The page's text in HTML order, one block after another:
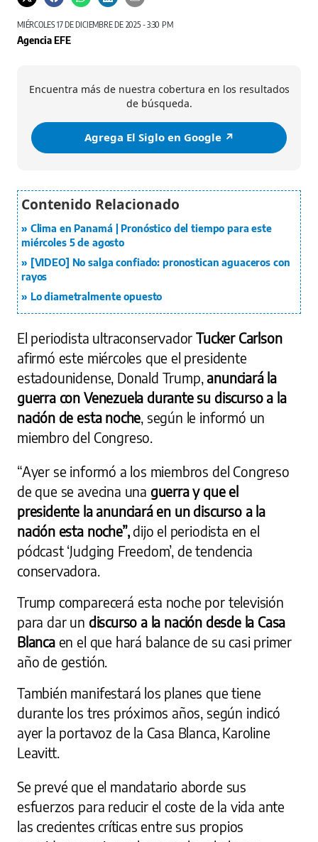
MIÉRCOLES 17 DE DICIEMBRE DE 2025 - 3:30 PM
Agencia EFE
Encuentra más de nuestra cobertura en los resultados
de búsqueda.
Agrega El Siglo en Google ↗️
Clima en Panamá | Pronóstico del tiempo para este
miércoles 5 de agosto
[VIDEO] No salga confiado: pronostican aguaceros con
rayos
Lo diametralmente opuesto
El periodista ultraconservadorTucker Carlson
afirmó este miércoles que el presidente
estadounidense, Donald Trump, anunciará la
guerra con Venezuela durante su discurso a la
nación de esta noche , según le informó un
miembro del Congreso.
“Ayer se informó a los miembros del Congreso
de que se avecina una guerra y que el
presidente la anunciará en un discurso a la
nación esta noche”, dijo el periodista en el
pódcast ‘Judging Freedom’, de tendencia
conservadora.
Trump comparecerá esta noche por televisión
para dar un discurso a la nación desde la Casa
Blancaen el que hará balance de su casi primer
año de gestión.
También manifestará los planes que tiene
durante los tres próximos años, según indicó
ayer la portavoz de la Casa Blanca, Karoline
Leavitt.
Se prevé que el mandatario aborde sus
esfuerzos para reducir el coste de la vida ante
las crecientes críticas entre sus propios